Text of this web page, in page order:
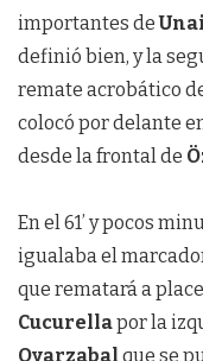
importantes de
definió bien, y la
remate acrobático
colocó por delante
desde la frontal de
En el 61’ y pocos
igualaba el
que rematará a
Cucurellapor la
Oyarzabal que se